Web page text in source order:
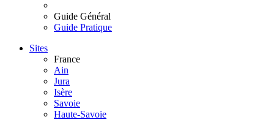
Guide Général
Guide Pratique
Sites
France
Ain
Jura
Isère
Savoie
Haute-Savoie